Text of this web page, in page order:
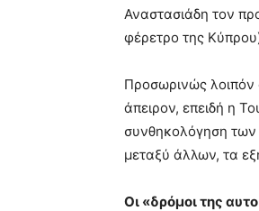
Αναστασιάδη τον
φέρετρο της
Προσωρινώς λοιπόν
άπειρον, επειδή η
συνθηκολόγηση
μεταξύ άλλων, τα
Οι «δρόμοι της